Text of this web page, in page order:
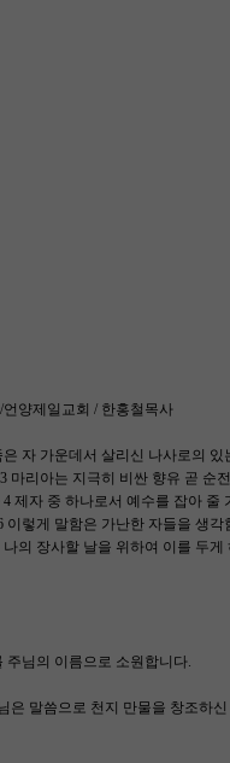
양제일교회 / 한홍철목사
자 가운데서 살리신 나사로의 있
마리아는 지극히 비싼 향유 곧 순
제자 중 하나로서 예수를 잡아 줄
렇게 말함은 가난한 자들을 생
의 장사할 날을 위하여 이를 두게
님의 이름으로 소원합니다.
말씀으로 천지 만물을 창조하